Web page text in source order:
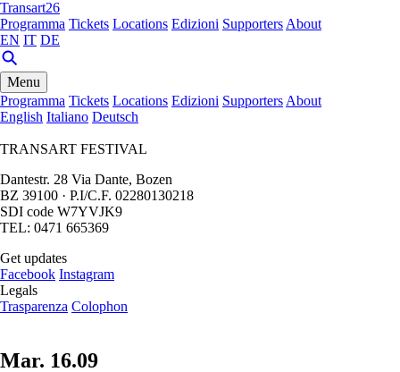
Transart26
Programma Tickets Locations Edizioni Supporters About
EN IT DE
Menu
Programma Tickets Locations Edizioni Supporters About
English Italiano Deutsch
TRANSART FESTIVAL
Dantestr. 28 Via Dante, Bozen
BZ 39100 · P.I/C.F. 02280130218
SDI code W7YVJK9
TEL: 0471 665369
Get updates
Facebook Instagram
Legals
Trasparenza Colophon
Mar. 16.09